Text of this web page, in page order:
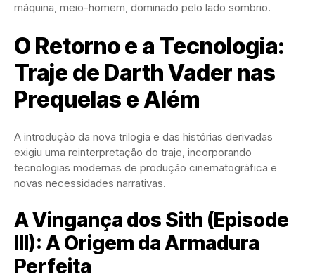
máquina, meio-homem, dominado pelo lado sombrio.
O Retorno e a Tecnologia:
Traje de Darth Vader nas
Prequelas e Além
A introdução da nova trilogia e das histórias derivadas
exigiu uma reinterpretação do traje, incorporando
tecnologias modernas de produção cinematográfica e
novas necessidades narrativas.
A Vingança dos Sith (Episode
III): A Origem da Armadura
Perfeita